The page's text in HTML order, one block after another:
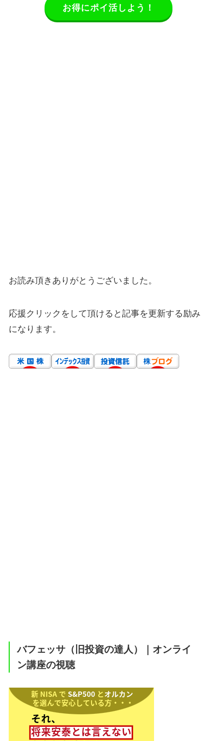
お得にポイ活しよう！
お読み頂きありがとうございました。
応援クリックをして頂けると記事を更新する励み
になります。
バフェッサ（旧投資の達人）｜オンライ
ン講座の視聴